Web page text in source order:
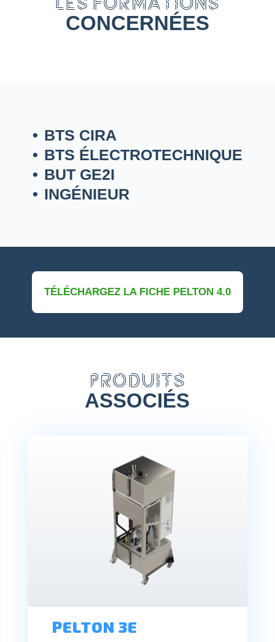
CONCERNÉES
BTS CIRA
BTS ÉLECTROTECHNIQUE
BUT GE2I
INGÉNIEUR
TÉLÉCHARGEZ LA FICHE PELTON 4.0
PRODUITS
ASSOCIÉS
PELTON 3E